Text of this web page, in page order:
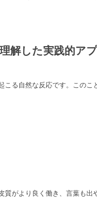
解した実践的ア
こる自然な反応です。この
がより良く働き、言葉も出